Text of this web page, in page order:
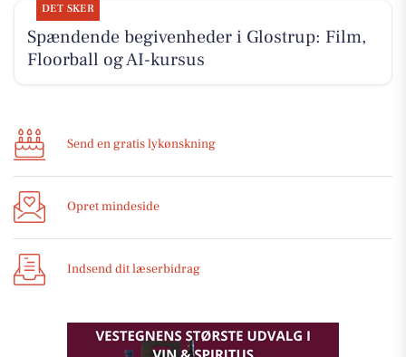
DET SKER
Spændende begivenheder i Glostrup: Film,
Floorball og AI-kursus
Send en gratis lykønskning
Opret mindeside
Indsend dit læserbidrag